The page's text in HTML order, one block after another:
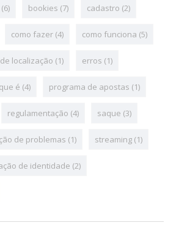
(6) bookies (7) cadastro (2)
como fazer (4) como funciona (5)
localização (1) erros (1)
é (4) programa de apostas (1)
regulamentação (4) saque (3)
de problemas (1) streaming (1)
de identidade (2)